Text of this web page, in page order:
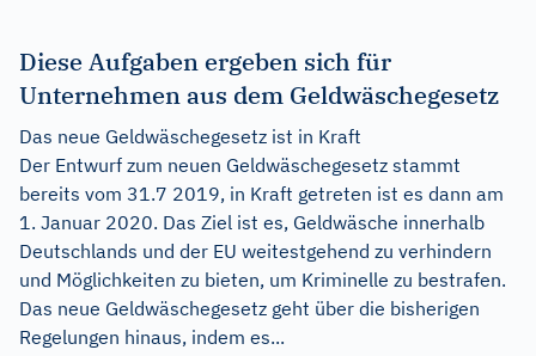
Diese Aufgaben ergeben sich für
Unternehmen aus dem Geldwäschegesetz
Das neue Geldwäschegesetz ist in Kraft
Der Entwurf zum neuen Geldwäschegesetz stammt
bereits vom 31.7 2019, in Kraft getreten ist es dann am
1. Januar 2020. Das Ziel ist es, Geldwäsche innerhalb
Deutschlands und der EU weitestgehend zu verhindern
und Möglichkeiten zu bieten, um Kriminelle zu bestrafen.
Das neue Geldwäschegesetz geht über die bisherigen
Regelungen hinaus, indem es...